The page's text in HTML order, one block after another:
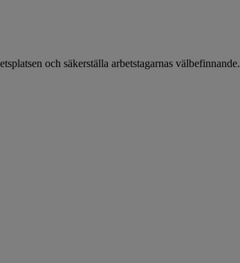
och säkerställa arbetstagarnas välbefinnande.